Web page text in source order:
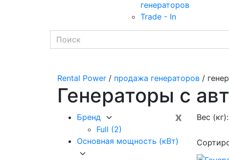
генераторов
Trade - In
Rental Power / продажа генераторов /
Генераторы с
x
Бренд
Full (2)
Основная мощность (кВт)
Вес